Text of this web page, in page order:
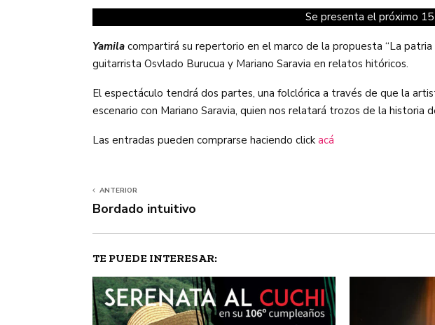
Se presenta el próximo 15
Yamila compartirá su repertorio en el marco de la propuesta “La patria
guitarrista Osvlado Burucua y Mariano Saravia en relatos hitóricos.
El espectáculo tendrá dos partes, una folclórica a través de que la
escenario con Mariano Saravia, quien nos relatará trozos de la historia
Las entradas pueden comprarse haciendo click acá
ANTERIOR
Bordado intuitivo
TE PUEDE INTERESAR: